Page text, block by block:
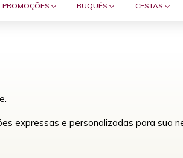
PROMOÇÕES BUQUÊS CESTAS
expressas e personalizadas para sua